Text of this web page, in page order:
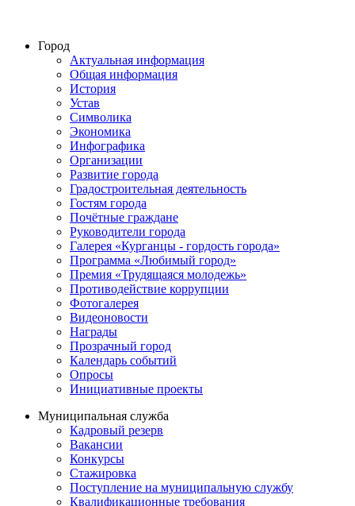
Город
Актуальная информация
Общая информация
История
Устав
Символика
Экономика
Инфографика
Организации
Развитие города
Градостроительная деятельность
Гостям города
Почётные граждане
Руководители города
Галерея «Курганцы - гордость города»
Программа «Любимый город»
Премия «Трудящаяся молодежь»
Противодействие коррупции
Фотогалерея
Видеоновости
Награды
Прозрачный город
Календарь событий
Опросы
Инициативные проекты
Муниципальная служба
Кадровый резерв
Вакансии
Конкурсы
Стажировка
Поступление на муниципальную службу
Квалификационные требования